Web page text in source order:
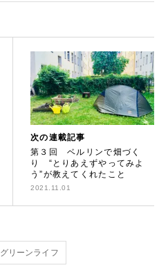
次の連載記事
第３回 ベルリンで畑づく
り “とりあえずやってみよ
う”が教えてくれたこと
2021.11.01
グリーンライフ